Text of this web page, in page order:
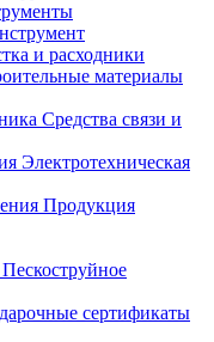
и расходники
материалы
Средства связи и
Электротехническая
Продукция
Пескоструйное
сертификаты